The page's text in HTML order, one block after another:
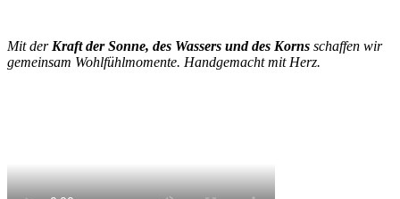
Mit der Kraft der Sonne, des Wassers und des Korns schaffen wir
gemeinsam Wohlfühl­momente. Handgemacht mit Herz.